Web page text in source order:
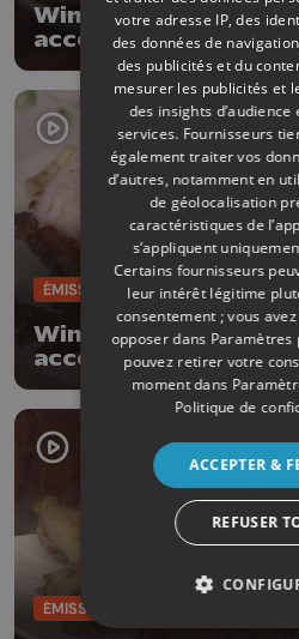
Winter Grill -
accompagné de
ÉMISSIONS
Winter Grill - Dinde
accompagnée de
oubliés
ÉMISSIONS
votre adresse IP, des
des données de
des publicités et du
mesurer les publicités et
des insights
services. Fournisseurs
également traiter vos
d’autres, notamment en
de géolocalisation
caractéristiques de
s’appliquent
Certains fournisseurs
leur intérêt légitime
consentement ; vous
opposer dans
pouvez retirer votre
moment dans
Politique de
ACCEPTER &
REFUSER